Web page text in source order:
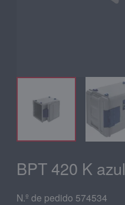
BPT 420 K azul
N.º de pedido 574534